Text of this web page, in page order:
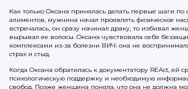
Как только Оксана принялась делать первые шаги
алиментов, мужчина начал проявлять физическое
встречалась, он сразу начинал драку, то избивал
вырывал ее волосы. Оксана чувствовала себя
комплексами из-за болезни ВИЧ: она не
страх и стыд.
Когда Оксана обратилась к документатору REAct, ей
психологическую поддержку и необходимую
свобод. Позже женщина поняла, что она не должна